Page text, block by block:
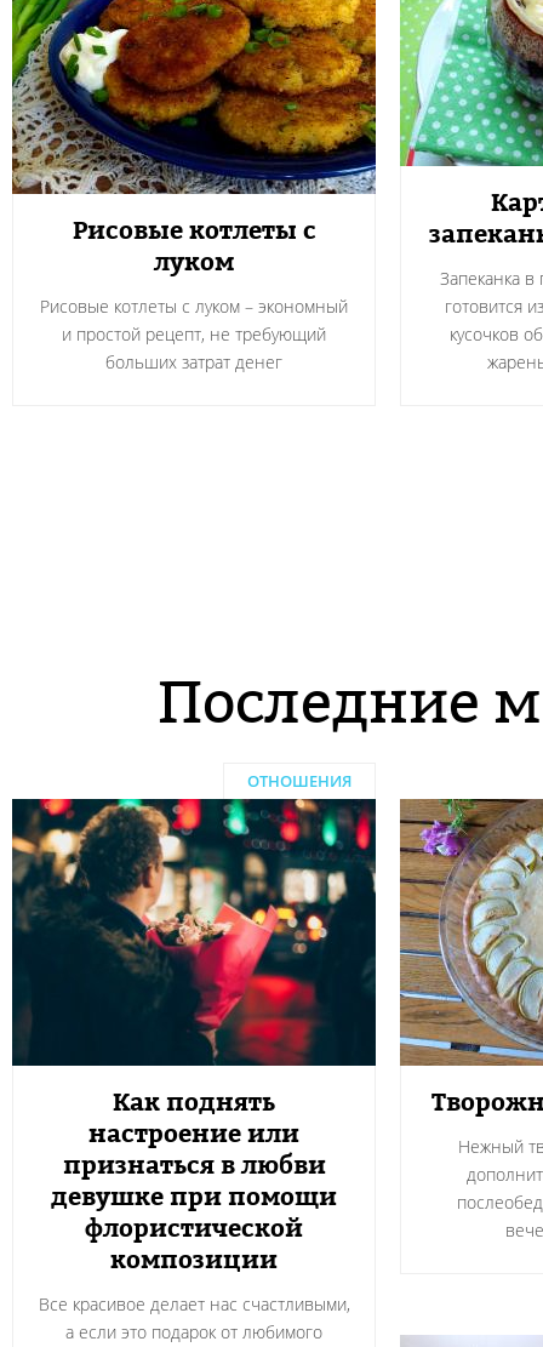
Запеканка
готовится
кусочков
Рисовые котлеты с
луком
Рисовые котлеты с луком – экономный
и простой рецепт, не требующий
больших затрат денег
Последние
ОТНОШЕНИЯ
Как поднять
настроение или
признаться в любви
девушке при помощи
флористической
композиции
Все красивое делает нас счастливыми,
а если это подарок от любимого
Нежный